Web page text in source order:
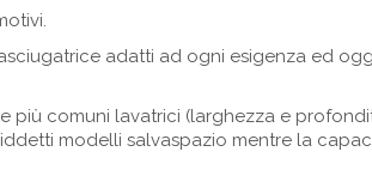
adatti ad ogni esigenza ed
più comuni lavatrici (larghezza e
modelli salvaspazio mentre la